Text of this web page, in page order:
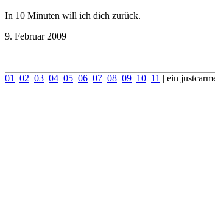
In 10 Minuten will ich dich zurück.
9. Februar 2009
01 02 03 04 05 06 07 08 09 10 11 | ein